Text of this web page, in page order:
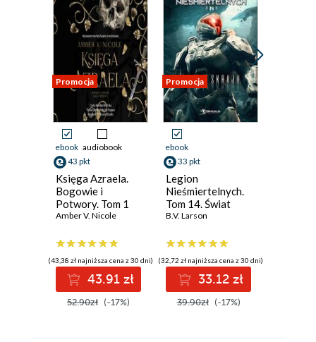
Promocja
ebook audiobook
43 pkt
Księga Azraela.
Bogowie i
Potwory. Tom 1
Amber V. Nicole
(43,38 zł najniższa cena z 30 dni)
43.91 zł
52.90zł (-17%)
Promocja
ebook
33 pkt
Legion
Nieśmiertelnych.
Tom 14. Świat
Skraju
B.V. Larson
(32,72 zł najniższa cena z 30 dni)
33.12 zł
39.90zł (-17%)